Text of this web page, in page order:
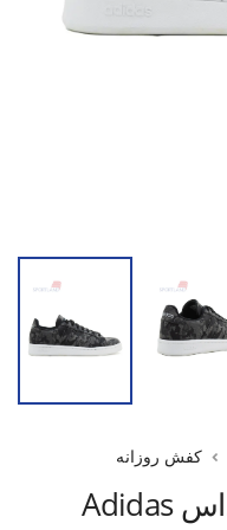
کفش روزانه
کتونی روزانه مردانه آدیداس Adidas